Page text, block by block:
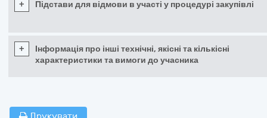
+ Підстави для відмови в участі у процедурі закупівлі
+
Інформація про інші технічні, якісні та кількісні
характеристики та вимоги до учасника